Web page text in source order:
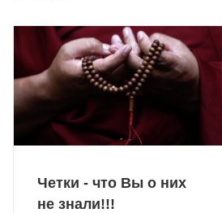
Четки - что Вы о них
не знали!!!